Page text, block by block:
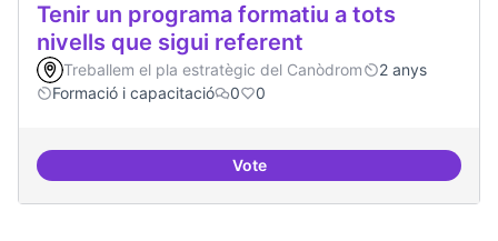
Tenir un programa formatiu a tots
nivells que sigui referent
Treballem el pla estratègic del Canòdrom
2 anys
Formació i capacitació
0 0
VoteTenir un programa formatiu a